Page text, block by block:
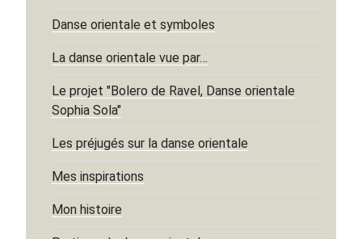
Danse orientale et symboles
La danse orientale vue par…
Le projet "Bolero de Ravel, Danse orientale
Sophia Sola"
Les préjugés sur la danse orientale
Mes inspirations
Mon histoire